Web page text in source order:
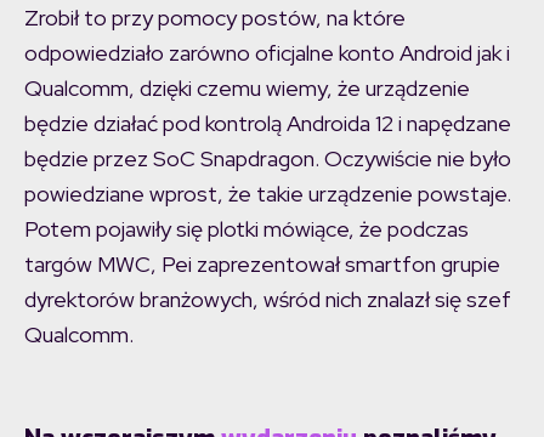
Zrobił to przy pomocy postów, na które
odpowiedziało zarówno oficjalne konto Android jak i
Qualcomm, dzięki czemu wiemy, że urządzenie
będzie działać pod kontrolą Androida 12 i napędzane
będzie przez SoC Snapdragon. Oczywiście nie było
powiedziane wprost, że takie urządzenie powstaje.
Potem pojawiły się plotki mówiące, że podczas
targów MWC, Pei zaprezentował smartfon grupie
dyrektorów branżowych, wśród nich znalazł się szef
Qualcomm.